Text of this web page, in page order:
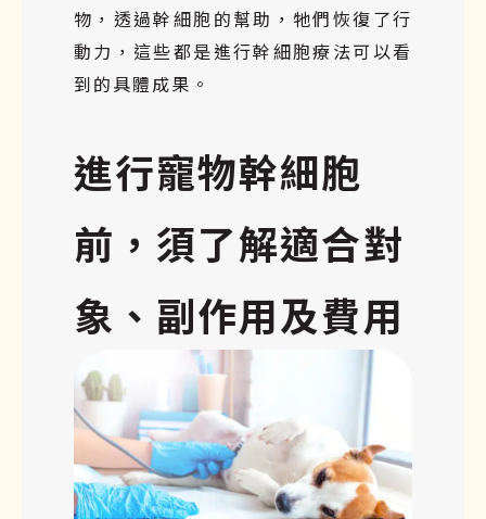
物，透過幹細胞的幫助，牠們恢復了行
動力，這些都是進行幹細胞療法可以看
到的具體成果。
進行寵物幹細胞
前，須了解適合對
象、副作用及費用